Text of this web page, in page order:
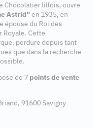
Chocolatier lillois, ouvre
Astrid" en 1935, en
épouse du Roi des
Royale. Cette
perdure depuis tant
que dans la recherche
de 7 points de vente
91600 Savigny